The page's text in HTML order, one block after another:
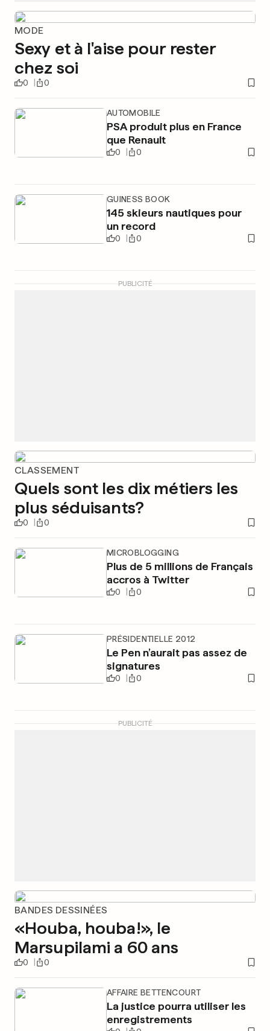
MODE
Sexy et à l'aise pour rester
chez soi
0 0
AUTOMOBILE
PSA produit plus en France
que Renault
0 0
GUINESS BOOK
145 skieurs nautiques pour
un record
0 0
PUBLICITÉ
CLASSEMENT
Quels sont les dix métiers les
plus séduisants?
0 0
MICROBLOGGING
Plus de 5 millions de Français
accros à Twitter
0 0
PRÉSIDENTIELLE 2012
Le Pen n’aurait pas assez de
signatures
0 0
PUBLICITÉ
BANDES DESSINÉES
«Houba, houba!», le
Marsupilami a 60 ans
0 0
AFFAIRE BETTENCOURT
La justice pourra utiliser les
enregistrements